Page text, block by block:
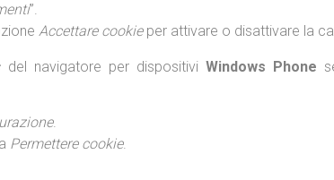
”.
Accettare cookieper attivare o disattivare la
del navigatore per dispositivi Windows Phone
.
Permettere cookie.